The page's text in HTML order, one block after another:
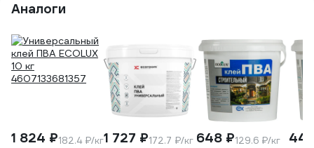
Аналоги
1 824 ₽182.4 ₽/кг1 727 ₽172.7 ₽/кг 648 ₽129.6 ₽/кг